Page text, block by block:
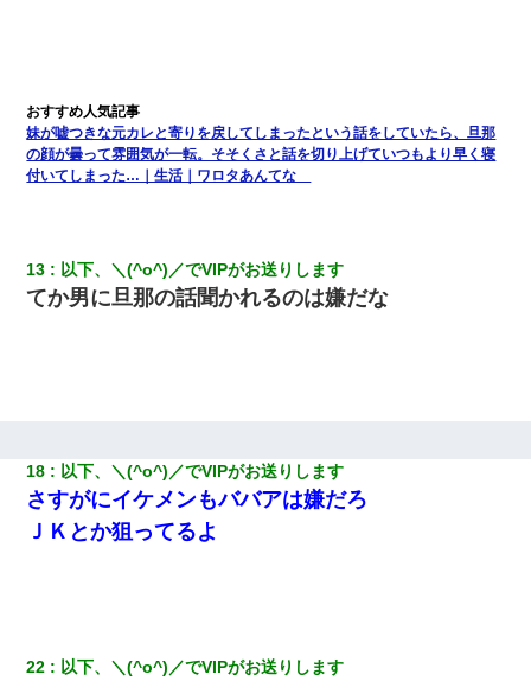
てさ～ほんと恥ずかしいわよね～（大声」新郎両親「！！！（土
下座」→ 結果・・・
朝起きたら嫁がいなかった。俺（嫁も嫁実家も電話に出ない…不
22歳の頃、父に36歳の男性とお見合いをしてくれと頼まれた。父
の親会社の経営者の息子さんだったので、父も喜んで私の写真を
送ったんだが→
妹が嘘つきな元カレと寄りを戻してしまったという話をしていたら、旦那
の顔が曇って雰囲気が一転。そそくさと話を切り上げていつもより早く寝
付いてしまった…｜生活｜ワロタあんてな
13 以下、＼(^o^)／でVIPがお送りします
てか男に旦那の話聞かれるのは嫌だな
18 以下、＼(^o^)／でVIPがお送りします
さすがにイケメンもババアは嫌だろ
ＪＫとか狙ってるよ
22 以下、＼(^o^)／でVIPがお送りします